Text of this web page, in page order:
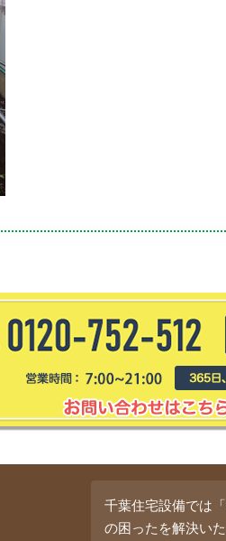
千葉住宅設備では
の困ったを解決い